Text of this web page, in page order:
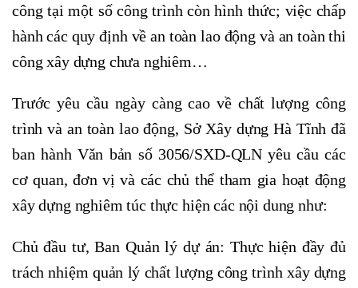
công tại một số công trình còn hình thức; việc chấp
hành các quy định về an toàn lao động và an toàn thi
công xây dựng chưa nghiêm…
Trước yêu cầu ngày càng cao về chất lượng công
trình và an toàn lao động, Sở Xây dựng Hà Tĩnh đã
ban hành Văn bản số 3056/SXD-QLN yêu cầu các
cơ quan, đơn vị và các chủ thể tham gia hoạt động
xây dựng nghiêm túc thực hiện các nội dung như:
Chủ đầu tư, Ban Quản lý dự án: Thực hiện đầy đủ
trách nhiệm quản lý chất lượng công trình xây dựng